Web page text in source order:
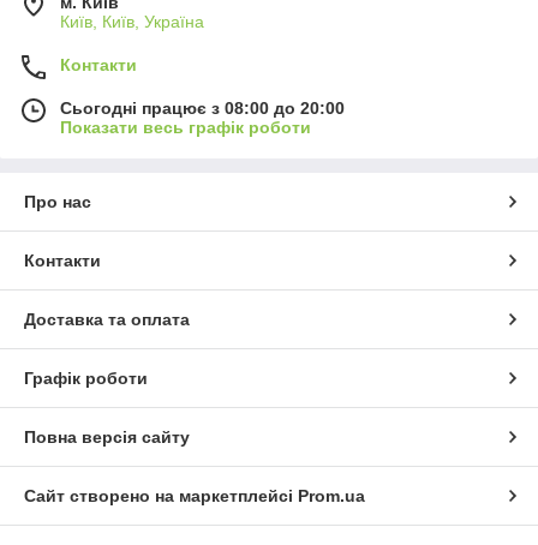
Київ, Київ, Україна
Контакти
Сьогодні працює з 08:00 до 20:00
Показати весь графік роботи
Про нас
Контакти
Доставка та оплата
Графік роботи
Повна версія сайту
Сайт створено на маркетплейсі Prom.ua